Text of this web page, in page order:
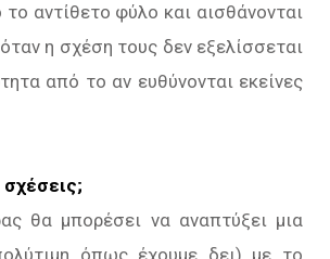
αντίθετο φύλο και αισθάνονται
η σχέση τους δεν εξελίσσεται
από το αν ευθύνονται εκείνες
θα μπορέσει να αναπτύξει μια
όπως έχουμε δει) με το